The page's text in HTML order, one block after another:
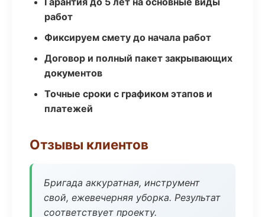
работ
Фиксируем смету до начала работ
Договор и полный пакет закрывающих
документов
Точные сроки с графиком этапов и
платежей
Отзывы клиентов
Бригада аккуратная, инструмент
свой, ежевечерняя уборка. Результат
соответствует проекту.